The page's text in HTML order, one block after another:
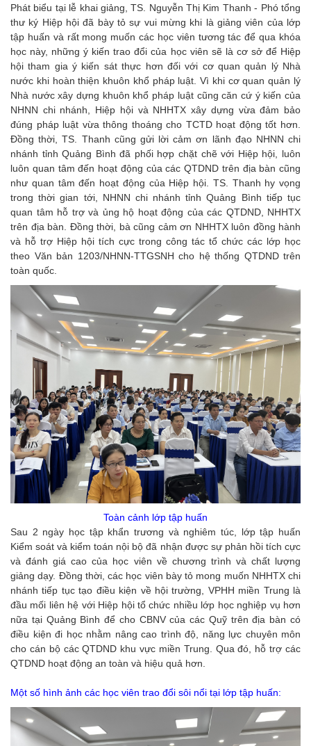
Phát biểu tại lễ khai giảng, TS. Nguyễn Thị Kim Thanh - Phó tổng
thư ký Hiệp hội đã bày tỏ sự vui mừng khi là giảng viên của lớp
tập huấn và rất mong muốn các học viên tương tác để qua khóa
học này, những ý kiến trao đổi của học viên sẽ là cơ sở để Hiệp
hội tham gia ý kiến sát thực hơn đối với cơ quan quản lý Nhà
nước khi hoàn thiện khuôn khổ pháp luật. Vì khi cơ quan quản lý
Nhà nước xây dựng khuôn khổ pháp luật cũng căn cứ ý kiến của
NHNN chi nhánh, Hiệp hội và NHHTX xây dựng vừa đảm bảo
đúng pháp luật vừa thông thoáng cho TCTD hoạt động tốt hơn.
Đồng thời, TS. Thanh cũng gửi lời cảm ơn lãnh đạo NHNN chi
nhánh tỉnh Quảng Bình đã phối hợp chặt chẽ với Hiệp hội, luôn
luôn quan tâm đến hoạt động của các QTDND trên địa bàn cũng
như quan tâm đến hoạt động của Hiệp hội. TS. Thanh hy vọng
trong thời gian tới, NHNN chi nhánh tỉnh Quảng Bình tiếp tục
quan tâm hỗ trợ và ủng hộ hoạt động của các QTDND, NHHTX
trên địa bàn. Đồng thời, bà cũng cảm ơn NHHTX luôn đồng hành
và hỗ trợ Hiệp hội tích cực trong công tác tổ chức các lớp học
theo Văn bản 1203/NHNN-TTGSNH cho hệ thống QTDND trên
toàn quốc.
Toàn cảnh lớp tập huấn
Sau 2 ngày học tập khẩn trương và nghiêm túc, lớp tập huấn
Kiểm soát và kiểm toán nội bộ đã nhận được sự phản hồi tích cực
và đánh giá cao của học viên về chương trình và chất lượng
giảng dạy. Đồng thời, các học viên bày tỏ mong muốn NHHTX chi
nhánh tiếp tục tạo điều kiện về hội trường, VPHH miền Trung là
đầu mối liên hệ với Hiệp hội tổ chức nhiều lớp học nghiệp vụ hơn
nữa tại Quảng Bình để cho CBNV của các Quỹ trên địa bàn có
điều kiện đi học nhằm nâng cao trình độ, năng lực chuyên môn
cho cán bộ các QTDND khu vực miền Trung. Qua đó, hỗ trợ các
QTDND hoạt động an toàn và hiệu quả hơn.
Một số hình ảnh các học viên trao đổi sôi nổi tại lớp tập huấn: